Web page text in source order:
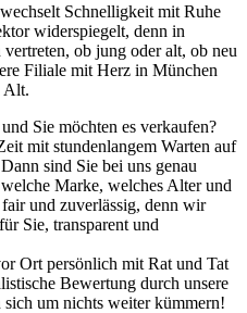
Schnelligkeit mit Ruhe
widerspiegelt, denn in
ob jung oder alt, ob neu
Filiale mit Herz in München
Alt.
und Sie möchten es verkaufen?
mit stundenlangem Warten auf
sind Sie bei uns genau
Marke, welches Alter und
und zuverlässig, denn wir
Sie, transparent und
Ort persönlich mit Rat und Tat
Bewertung durch unsere
um nichts weiter kümmern!